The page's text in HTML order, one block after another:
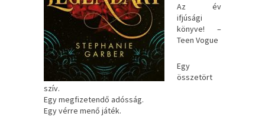
Az ​év
ifjúsági
könyve! –
Teen Vogue
Egy
összetört
szív.
Egy megfizetendő adósság.
Egy vérre menő játék.